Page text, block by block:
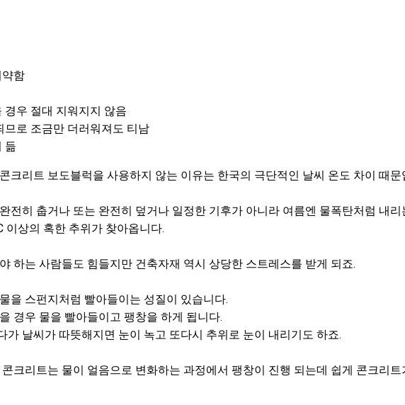
함
경우 절대 지워지지 않음
므로 조금만 더러워져도 티남
듦
크리트 보도블럭을 사용하지 않는 이유는 한국의 극단적인 날씨 온도 차이 때문
전히 춥거나 또는 완전히 덮거나 일정한 기후가 아니라 여름엔 물폭탄처럼 내리
이상의 혹한 추위가 찾아옵니다.
하는 사람들도 힘들지만 건축자재 역시 상당한 스트레스를 받게 되죠.
을 스펀지처럼 빨아들이는 성질이 있습니다.
경우 물을 빨아들이고 팽창을 하게 됩니다.
가 날씨가 따뜻해지면 눈이 녹고 또다시 추위로 눈이 내리기도 하죠.
크리트는 물이 얼음으로 변화하는 과정에서 팽창이 진행 되는데 쉽게 콘크리트